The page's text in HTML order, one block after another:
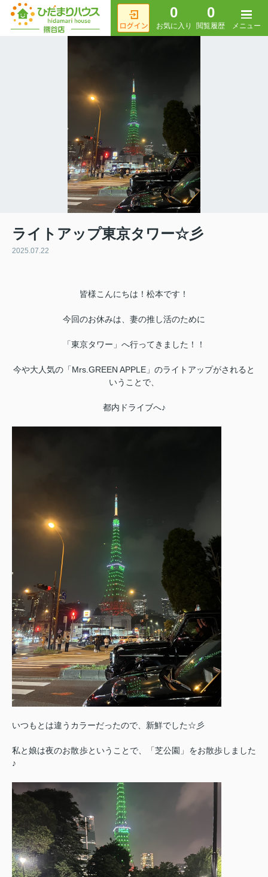
0
お気に入り
0
閲覧履歴 メニュー
ライトアップ東京タワー☆彡
2025.07.22
皆様こんにちは！松本です！
今回のお休みは、妻の推し活のために
「東京タワー」へ行ってきました！！
今や大人気の「Mrs.GREEN APPLE」のライトアップがされると
いうことで、
都内ドライブへ♪
いつもとは違うカラーだったので、新鮮でした☆彡
私と娘は夜のお散歩ということで、「芝公園」をお散歩しました
♪